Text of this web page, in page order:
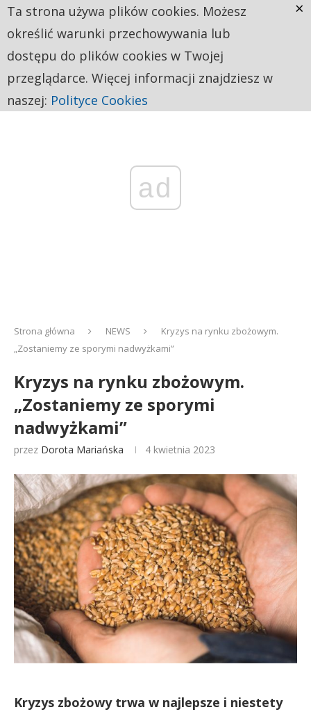
ad
Strona główna NEWS
Kryzys na rynku zbożowym.
„Zostaniemy ze sporymi nadwyżkami”
Kryzys na rynku zbożowym.
„Zostaniemy ze sporymi
nadwyżkami”
przez Dorota Mariańska 4 kwietnia 2023
Kryzys zbożowy trwa w najlepsze i niestety
Ta strona używa plików cookies. Możesz
określić warunki przechowywania lub
dostępu do plików cookies w Twojej
przeglądarce. Więcej informacji znajdziesz w
naszej: Polityce Cookies
×